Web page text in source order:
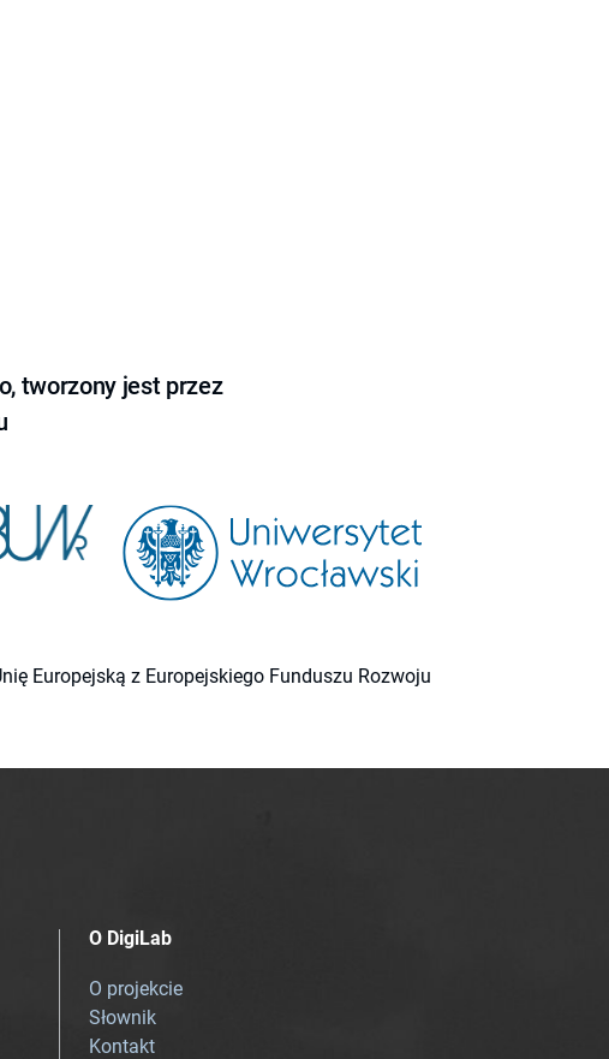
tworzony jest przez
Europejską z Europejskiego Funduszu Rozwoju
O DigiLab
O projekcie
Słownik
Kontakt